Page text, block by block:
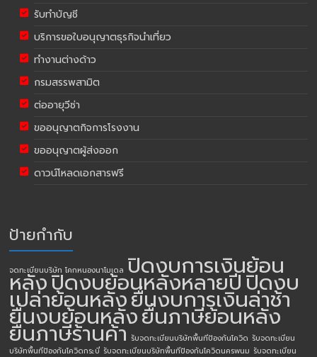
รับทำบัญชี
บริการขอใบอนุญาตธุรกิจนำเที่ยว
ทำงานต่างด้าว
กรมสรรพสามิต
ต่ออายุวีซ่า
ขออนุญาตกิจการโรงงาน
ขออนุญาตผู้ส่งออก
ดาวน์โหลดเอกสารฟรี
ป้ายกำกับ
จดทะเบียนบริษัท โคกหนองนาโมเดล ปิดงบการเงินย้อน
หลังปิดงบย้อนหลังหลายปีปิดงบ
เปล่าย้อนหลังยื่นงบการเงินล่าช้า
ยื่นงบย้อนหลังยื่นภาษีย้อนหลัง
ยื่นภาษีร้านค้า รับจดทะเบียนบริษัทพื้นทีป้องกันโควิด รับจดทะเบียน
บริษัทพื้นทีป้องกันโควิดกระบี่ รับจดทะเบียนบริษัทพื้นทีป้องกันโควิดนครพนม รับจดทะเบียน